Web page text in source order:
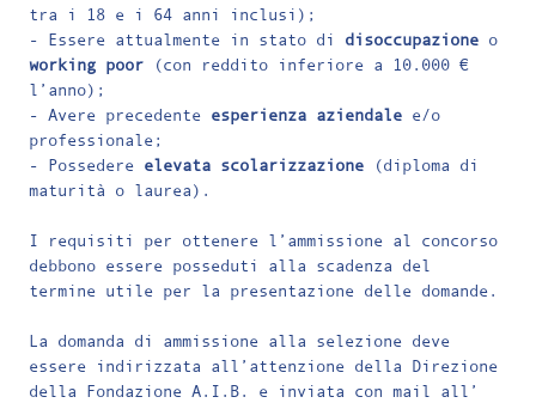
tra i 18 e i 64 anni inclusi);
- Essere attualmente in stato di disoccupazione o
working poor
(con reddito inferiore a 10.000 €
l’anno);
- Avere precedente esperienza aziendale e/o
professionale;
- Possedere elevata scolarizzazione
(diploma di
maturità o laurea).
I requisiti per ottenere l’ammissione al concorso
debbono essere posseduti alla scadenza del
termine utile per la presentazione delle domande.
La domanda di ammissione alla selezione deve
essere indirizzata all’attenzione della Direzione
della Fondazione A.I.B. e inviata con mail all’